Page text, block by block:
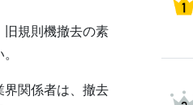
旧規則機撤去の素
界関係者は、撤去